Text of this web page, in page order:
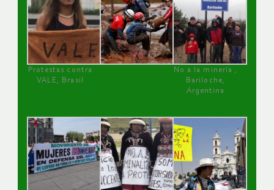
Protestas contra
VALE, Brasil
No a la minería ,
Bariloche,
Argentina